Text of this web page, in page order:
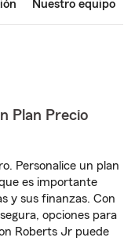
Nuestro equipo
Plan Precio
Personalice un plan
es importante
y sus finanzas. Con
opciones para
Roberts Jr puede